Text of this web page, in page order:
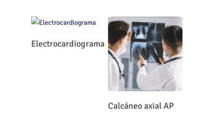
Leer Más
Electrocardiograma
Leer Más
Calcáneo axial AP